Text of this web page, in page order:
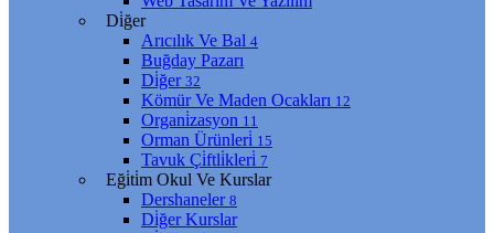
Di̇ğer
Arıcılık Ve Bal 4
Buğday Pazarı
Di̇ğer 32
Kömür Ve Maden Ocakları 12
Organi̇zasyon 11
Orman Ürünleri̇ 15
Tavuk Çi̇ftli̇kleri̇ 7
Eği̇ti̇m Okul Ve Kurslar
Dershaneler 8
Di̇ğer Kurslar